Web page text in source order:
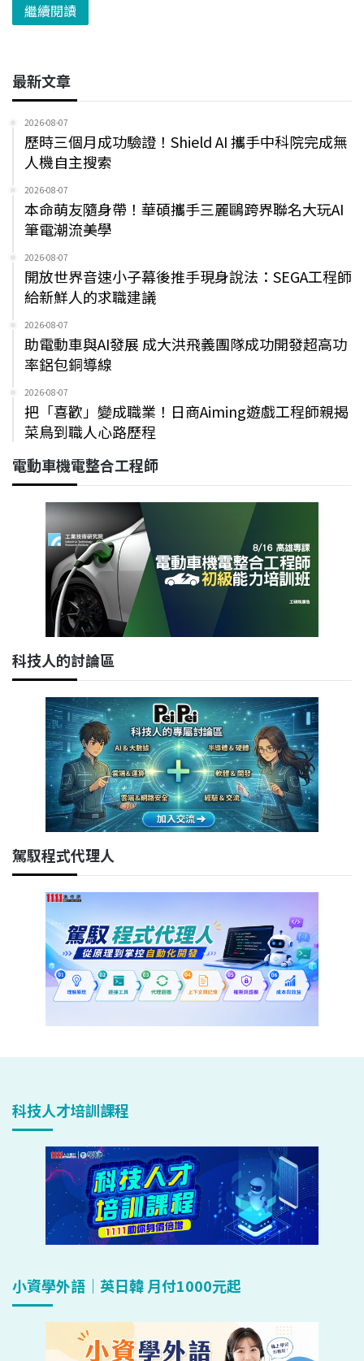
繼續閱讀
最新文章
2026-08-07
歷時三個月成功驗證！Shield AI 攜手中科院完成無
人機自主搜索
2026-08-07
本命萌友隨身帶！華碩攜手三麗鷗跨界聯名大玩AI
筆電潮流美學
2026-08-07
開放世界音速小子幕後推手現身說法：SEGA工程師
給新鮮人的求職建議
2026-08-07
助電動車與AI發展 成大洪飛義團隊成功開發超高功
率鋁包銅導線
2026-08-07
把「喜歡」變成職業！日商Aiming遊戲工程師親揭
菜鳥到職人心路歷程
電動車機電整合工程師
科技人的討論區
駕馭程式代理人
科技人才培訓課程
小資學外語｜英日韓 月付1000元起